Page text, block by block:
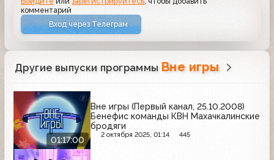
комментарий
Вход через Телеграм
Другие выпуски программы Вне игры
01:17:00
Вне игры (Первый канал, 25.10.2008)
Бенефис команды КВН Махачкалинские
бродяги
2 октября 2025, 01:14 445